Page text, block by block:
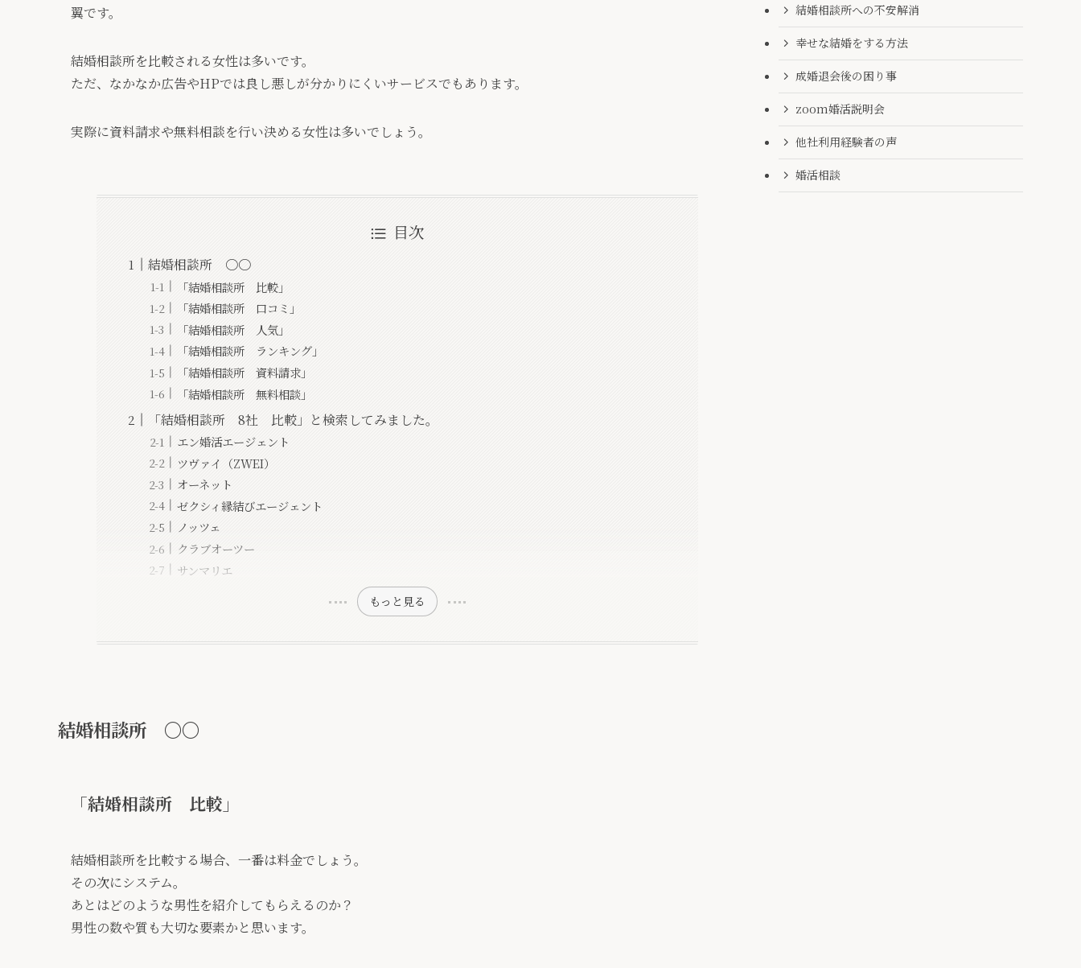
翼です。
結婚相談所を比較される女性は多いです。
ただ、なかなか広告やHPでは良し悪しが分かりにくいサービスでもあります。
実際に資料請求や無料相談を行い決める女性は多いでしょう。
目次
結婚相談所 〇〇
「結婚相談所 比較」
「結婚相談所 口コミ」
「結婚相談所 人気」
「結婚相談所 ランキング」
「結婚相談所 資料請求」
「結婚相談所 無料相談」
「結婚相談所 8社 比較」と検索してみました。
エン婚活エージェント
ツヴァイ（ZWEI）
オーネット
ゼクシィ縁結びエージェント
ノッツェ
クラブオーツー
サンマリエ
もっと見る
結婚相談所 〇〇
「結婚相談所 比較」
結婚相談所を比較する場合、一番は料金でしょう。
その次にシステム。
あとはどのような男性を紹介してもらえるのか？
男性の数や質も大切な要素かと思います。
結婚相談所への不安解消
幸せな結婚をする方法
成婚退会後の困り事
zoom婚活説明会
他社利用経験者の声
婚活相談